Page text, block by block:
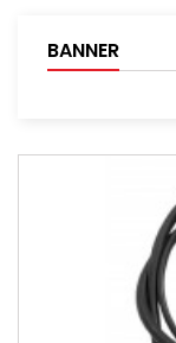
BANNER